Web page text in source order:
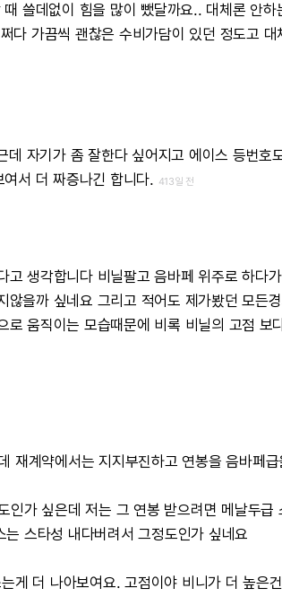
때 쓸데없이 힘을 많이 뺐달까요.. 대체론 안하
다 가끔씩 괜찮은 수비가담이 있던 정도고 대
데 자기가 좀 잘한다 싶어지고 에이스 등번호
여서 더 짜증나긴 합니다. 413일 전
고 생각합니다 비닐팔고 음바페 위주로 하다가
않을까 싶네요 그리고 적어도 제가봤던 모든
로 움직이는 모습때문에 비록 비닐의 고점 보
재계약에서는 지지부진하고 연봉을 음바페급
인가 싶은데 저는 그 연봉 받으려면 메날두급
는 스타성 내다버려서 그정도인가 싶네요
게 더 나아보여요. 고점이야 비니가 더 높은건